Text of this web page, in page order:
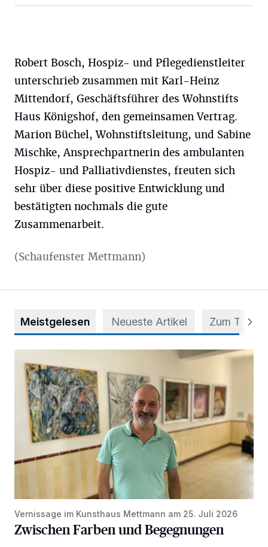
Robert Bosch, Hospiz- und Pflegedienstleiter
unterschrieb zusammen mit Karl-Heinz
Mittendorf, Geschäftsführer des Wohnstifts
Haus Königshof, den gemeinsamen Vertrag.
Marion Büchel, Wohnstiftsleitung, und Sabine
Mischke, Ansprechpartnerin des ambulanten
Hospiz- und Palliativdienstes, freuten sich
sehr über diese positive Entwicklung und
bestätigten nochmals die gute
Zusammenarbeit.
(Schaufenster Mettmann)
Meistgelesen Neueste Artikel Zum Thema
Vernissage im Kunsthaus Mettmann am 25. Juli 2026
Zwischen Farben und Begegnungen